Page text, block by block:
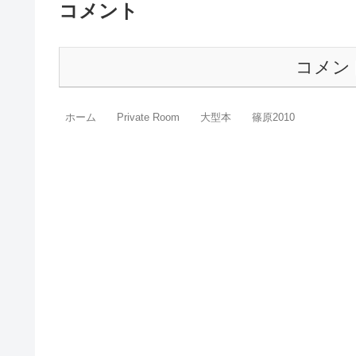
コメント
コメン
ホーム Private Room 大型本 篠原2010